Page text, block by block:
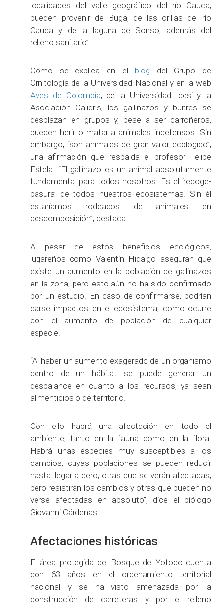
localidades del valle geográfico del río Cauca;
pueden provenir de Buga, de las orillas del río
Cauca y de la laguna de Sonso, además del
relleno sanitario”.
Como se explica en el blog del Grupo de
Ornitología de la Universidad Nacional y en la web
Aves de Colombia, de la Universidad Icesi y la
Asociación Calidris, los gallinazos y buitres se
desplazan en grupos y, pese a ser carroñeros,
pueden herir o matar a animales indefensos. Sin
embargo, “son animales de gran valor ecológico”,
una afirmación que respalda el profesor Felipe
Estela: “El gallinazo es un animal absolutamente
fundamental para todos nosotros. Es el ‘recoge-
basura’ de todos nuestros ecosistemas. Sin él
estaríamos rodeados de animales en
descomposición”, destaca.
A pesar de estos beneficios ecológicos,
lugareños como Valentín Hidalgo aseguran que
existe un aumento en la población de gallinazos
en la zona, pero esto aún no ha sido confirmado
por un estudio. En caso de confirmarse, podrían
darse impactos en el ecosistema, como ocurre
con el aumento de población de cualquier
especie.
“Al haber un aumento exagerado de un organismo
dentro de un hábitat se puede generar un
desbalance en cuanto a los recursos, ya sean
alimenticios o de territorio.
Con ello habrá una afectación en todo el
ambiente, tanto en la fauna como en la flora.
Habrá unas especies muy susceptibles a los
cambios, cuyas poblaciones se pueden reducir
hasta llegar a cero, otras que se verán afectadas,
pero resistirán los cambios y otras que pueden no
verse afectadas en absoluto”, dice el biólogo
Giovanni Cárdenas.
Afectaciones históricas
El área protegida del Bosque de Yotoco cuenta
con 63 años en el ordenamiento territorial
nacional y se ha visto amenazada por la
construcción de carreteras y por el relleno